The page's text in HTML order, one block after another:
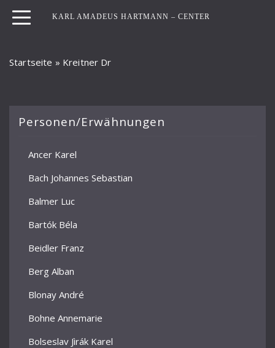
KARL AMADEUS HARTMANN – CENTER
Startseite » Kreitner Dr
Personen/Erwähnungen
Ancer Karel
Bach Johannes Sebastian
Balmer Luc
Bartók Béla
Beidler Franz
Berg Alban
Blonay André
Bohne Annemarie
Bolseslav Jìrák Karel